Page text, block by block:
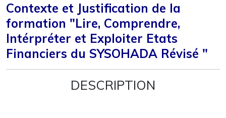
Contexte et Justification de la
formation "Lire, Comprendre,
Intérpréter et Exploiter Etats
Financiers du SYSOHADA Révisé "
DESCRIPTION